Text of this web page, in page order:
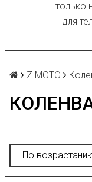
только
для
Z MOTO